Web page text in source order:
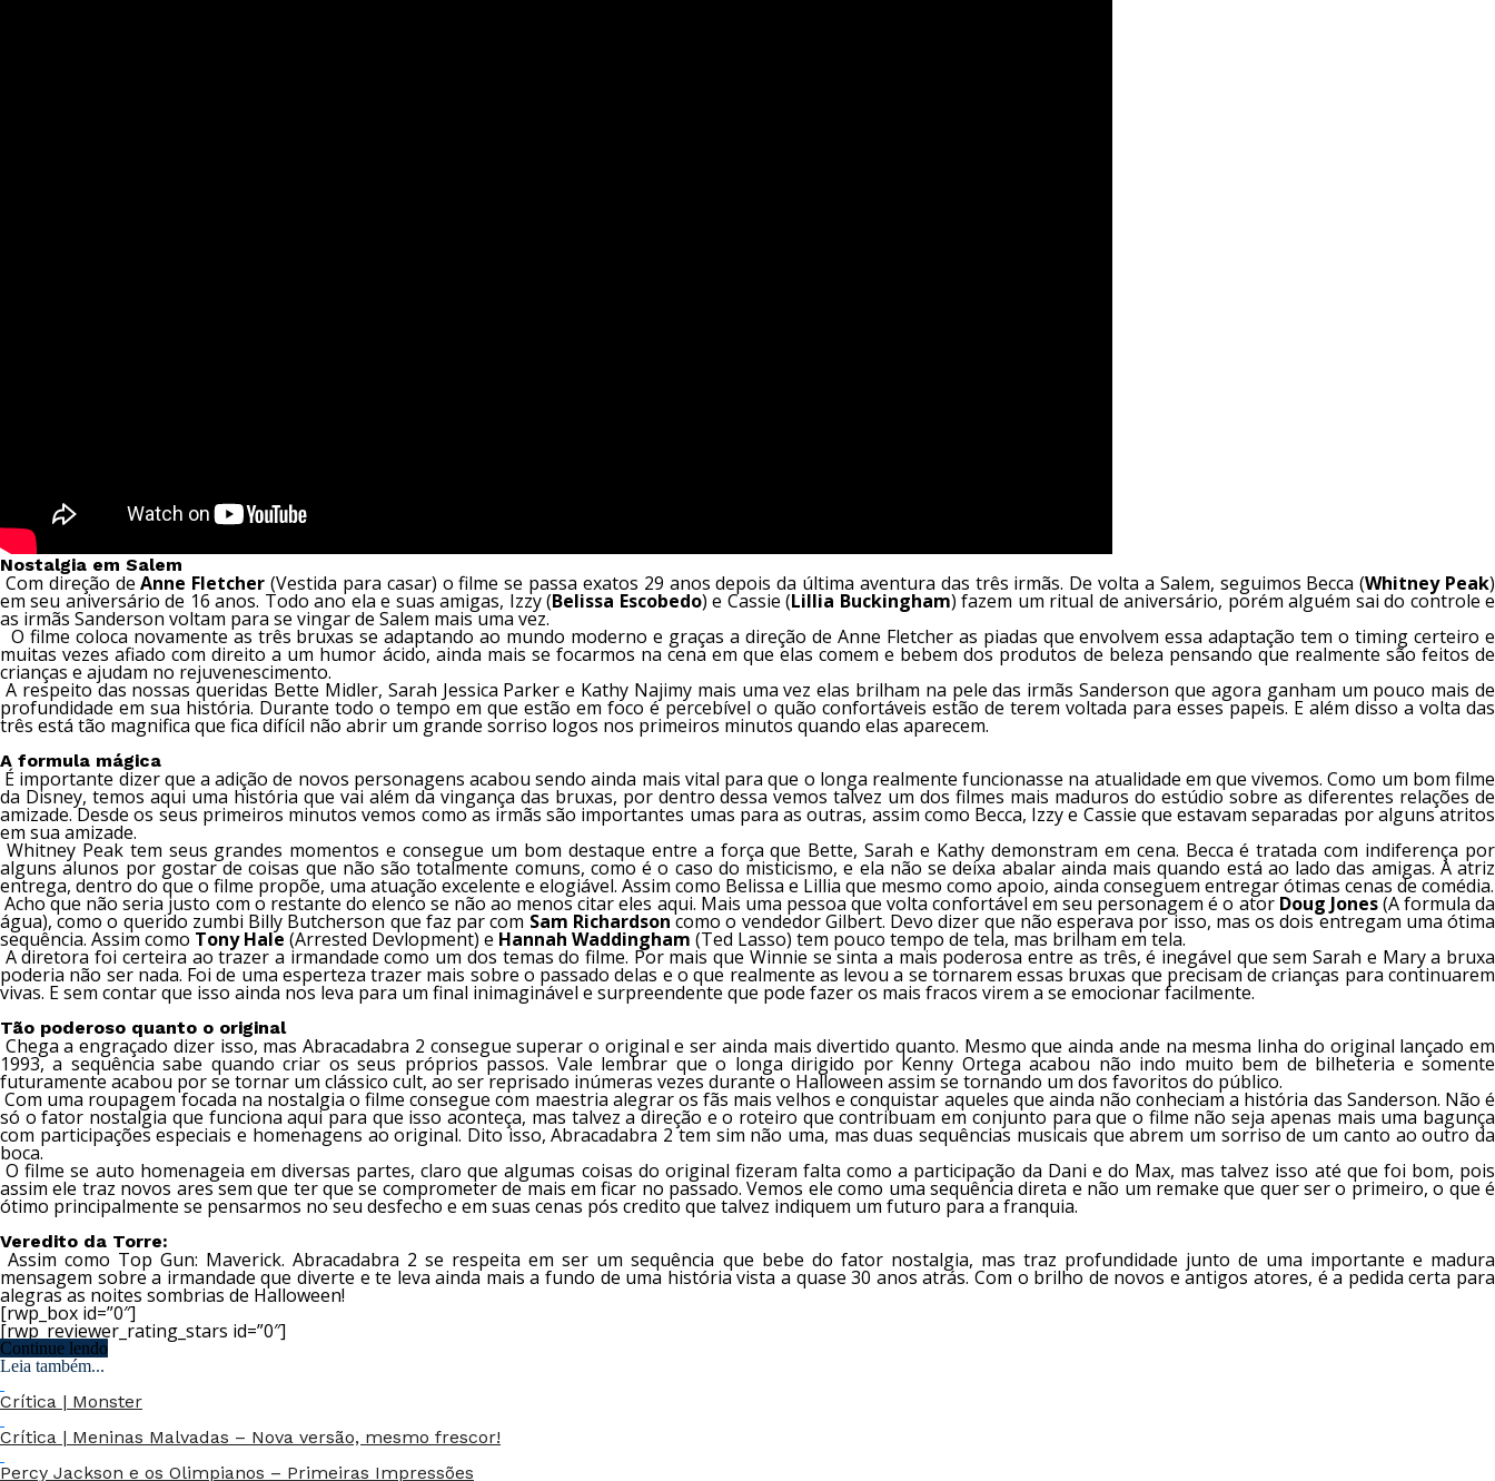
Nostalgia em Salem
Com direção deAnne Fletcher (Vestida para casar) o filme se passa exatos 29 anos depois da última aventura das três irmãs. De volta a Salem, seguimos Becca (Whitney Peak)
em seu aniversário de 16 anos. Todo ano ela e suas amigas, Izzy (Belissa Escobedo) e Cassie (Lillia Buckingham) fazem um ritual de aniversário, porém alguém sai do controle e
as irmãs Sanderson voltam para se vingar de Salem mais uma vez.
O filme coloca novamente as três bruxas se adaptando ao mundo moderno e graças a direção de Anne Fletcher as piadas que envolvem essa adaptação tem o timing certeiro e
muitas vezes afiado com direito a um humor ácido, ainda mais se focarmos na cena em que elas comem e bebem dos produtos de beleza pensando que realmente são feitos de
crianças e ajudam no rejuvenescimento.
A respeito das nossas queridas Bette Midler, Sarah Jessica Parker e Kathy Najimy mais uma vez elas brilham na pele das irmãs Sanderson que agora ganham um pouco mais de
profundidade em sua história. Durante todo o tempo em que estão em foco é percebível o quão confortáveis estão de terem voltada para esses papeis. E além disso a volta das
três está tão magnifica que fica difícil não abrir um grande sorriso logos nos primeiros minutos quando elas aparecem.
A formula mágica
É importante dizer que a adição de novos personagens acabou sendo ainda mais vital para que o longa realmente funcionasse na atualidade em que vivemos. Como um bom filme
da Disney, temos aqui uma história que vai além da vingança das bruxas, por dentro dessa vemos talvez um dos filmes mais maduros do estúdio sobre as diferentes relações de
amizade. Desde os seus primeiros minutos vemos como as irmãs são importantes umas para as outras, assim como Becca, Izzy e Cassie que estavam separadas por alguns atritos
em sua amizade.
Whitney Peak tem seus grandes momentos e consegue um bom destaque entre a força que Bette, Sarah e Kathy demonstram em cena. Becca é tratada com indiferença por
alguns alunos por gostar de coisas que não são totalmente comuns, como é o caso do misticismo, e ela não se deixa abalar ainda mais quando está ao lado das amigas. A atriz
entrega, dentro do que o filme propõe, uma atuação excelente e elogiável. Assim como Belissa e Lillia que mesmo como apoio, ainda conseguem entregar ótimas cenas de comédia.
Acho que não seria justo com o restante do elenco se não ao menos citar eles aqui. Mais uma pessoa que volta confortável em seu personagem é o ator Doug Jones(A formula da
água), como o querido zumbi Billy Butcherson que faz par com Sam Richardsoncomo o vendedor Gilbert. Devo dizer que não esperava por isso, mas os dois entregam uma ótima
sequência. Assim como Tony Hale (Arrested Devlopment) e Hannah Waddingham (Ted Lasso) tem pouco tempo de tela, mas brilham em tela.
A diretora foi certeira ao trazer a irmandade como um dos temas do filme. Por mais que Winnie se sinta a mais poderosa entre as três, é inegável que sem Sarah e Mary a bruxa
poderia não ser nada. Foi de uma esperteza trazer mais sobre o passado delas e o que realmente as levou a se tornarem essas bruxas que precisam de crianças para continuarem
vivas. E sem contar que isso ainda nos leva para um final inimaginável e surpreendente que pode fazer os mais fracos virem a se emocionar facilmente.
Tão poderoso quanto o original
Chega a engraçado dizer isso, mas Abracadabra 2 consegue superar o original e ser ainda mais divertido quanto. Mesmo que ainda ande na mesma linha do original lançado em
1993, a sequência sabe quando criar os seus próprios passos. Vale lembrar que o longa dirigido por Kenny Ortega acabou não indo muito bem de bilheteria e somente
futuramente acabou por se tornar um clássico cult, ao ser reprisado inúmeras vezes durante o Halloween assim se tornando um dos favoritos do público.
Com uma roupagem focada na nostalgia o filme consegue com maestria alegrar os fãs mais velhos e conquistar aqueles que ainda não conheciam a história das Sanderson. Não é
só o fator nostalgia que funciona aqui para que isso aconteça, mas talvez a direção e o roteiro que contribuam em conjunto para que o filme não seja apenas mais uma bagunça
com participações especiais e homenagens ao original. Dito isso, Abracadabra 2 tem sim não uma, mas duas sequências musicais que abrem um sorriso de um canto ao outro da
boca.
O filme se auto homenageia em diversas partes, claro que algumas coisas do original fizeram falta como a participação da Dani e do Max, mas talvez isso até que foi bom, pois
assim ele traz novos ares sem que ter que se comprometer de mais em ficar no passado. Vemos ele como uma sequência direta e não um remake que quer ser o primeiro, o que é
ótimo principalmente se pensarmos no seu desfecho e em suas cenas pós credito que talvez indiquem um futuro para a franquia.
Veredito da Torre:
Assim como Top Gun: Maverick. Abracadabra 2 se respeita em ser um sequência que bebe do fator nostalgia, mas traz profundidade junto de uma importante e madura
mensagem sobre a irmandade que diverte e te leva ainda mais a fundo de uma história vista a quase 30 anos atrás. Com o brilho de novos e antigos atores, é a pedida certa para
alegras as noites sombrias de Halloween!
[rwp_box id=”0″]
[rwp_reviewer_rating_stars id=”0″]
Continue lendo
Leia também...
Crítica | Monster
Crítica | Meninas Malvadas – Nova versão, mesmo frescor!
Percy Jackson e os Olimpianos – Primeiras Impressões